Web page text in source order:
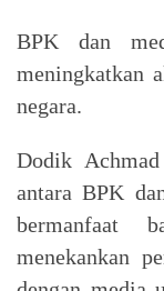
BPK dan
meningkatkan
negara.
Dodik
antara BPK
bermanfaat
menekankan